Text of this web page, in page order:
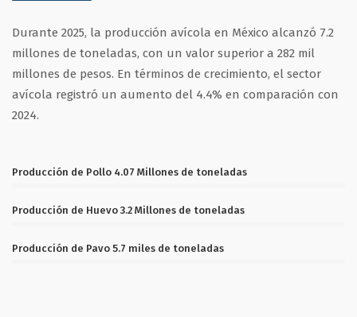
Durante 2025, la producción avícola en México alcanzó 7.2
millones de toneladas, con un valor superior a 282 mil
millones de pesos. En términos de crecimiento, el sector
avícola registró un aumento del 4.4% en comparación con
2024.
Producción de Pollo 4.07 Millones de toneladas
Producción de Huevo 3.2 Millones de toneladas
Producción de Pavo 5.7 miles de toneladas